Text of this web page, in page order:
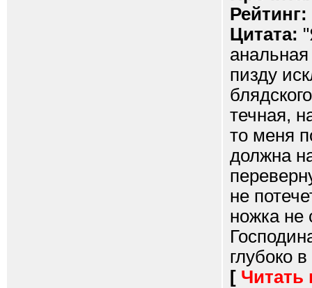
Рейтинг:
Цитата:
пизду
течная,
то меня
должна
не
ножка не
глубоко
[ Читать